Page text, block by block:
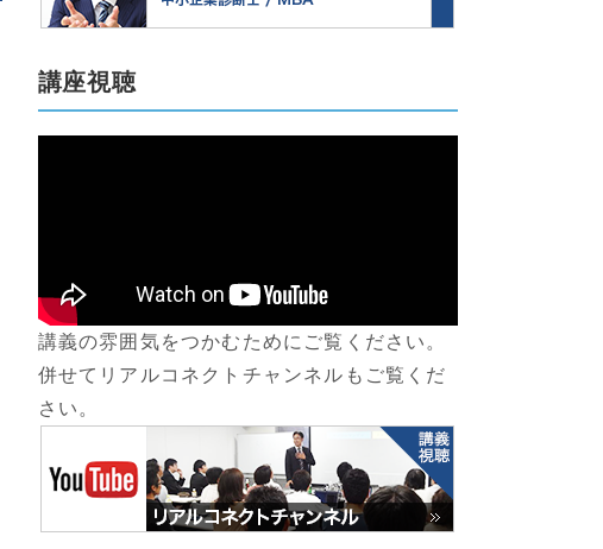
講座視聴
講義の雰囲気をつかむためにご覧ください。
併せてリアルコネクトチャンネルもご覧くだ
さい。